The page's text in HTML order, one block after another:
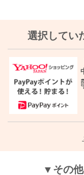
選択してい
▼その